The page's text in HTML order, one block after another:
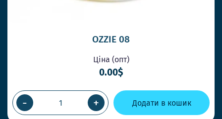
OZZIE 08
Ціна (опт)
0.00$
- + Додати в кошик